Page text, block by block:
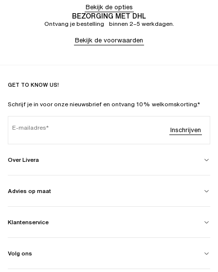
Bekijk de opties
BEZORGING MET DHL
Ontvang je bestelling binnen 2–5 werkdagen.
Bekijk de voorwaarden
GET TO KNOW US!
Schrijf je in voor onze nieuwsbrief en ontvang 10% welkomskorting.*
E-mailadres Inschrijven
Over Livera
Advies op maat
Klantenservice
Volg ons